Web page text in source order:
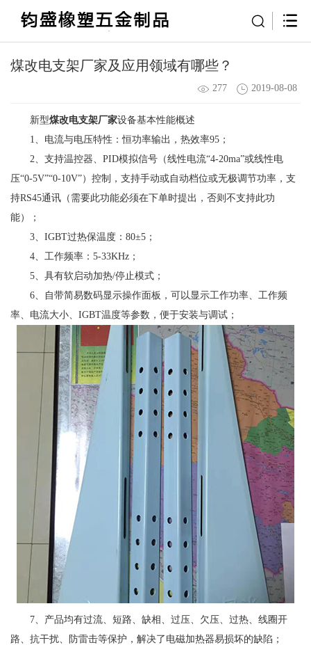
煤改电支架厂家及应用领域有哪些？
277 2019-08-08
新型煤改电支架厂家设备基本性能概述
1、电流与电压特性：恒功率输出，热效率95；
2、支持温控器、PID模拟信号（线性电流“4-20ma”或线性电
压“0-5V”“0-10V”）控制，支持手动或自动档位或无极调节功率，支
持RS45通讯（需要此功能必须在下单时提出，否则不支持此功
能）；
3、IGBT过热保温度：80±5；
4、工作频率：5-33KHz；
5、具有软启动加热/停止模式；
6、自带简易数码显示操作面板，可以显示工作功率、工作频
率、电流大小、IGBT温度等参数，便于安装与调试；
7、产品均有过流、短路、缺相、过压、欠压、过热、线圈开
路、抗干扰、防雷击等保护，解决了电磁加热器易损坏的缺陷；